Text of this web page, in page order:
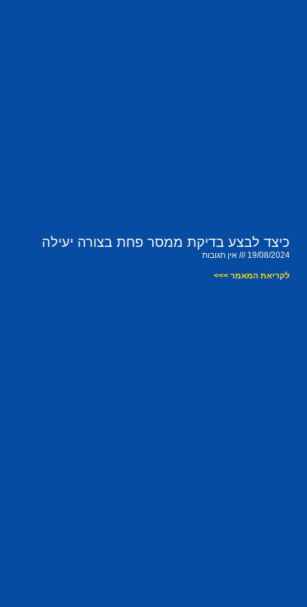
כיצד לבצע בדיקת ממסר פחת בצורה יעילה
19/08/2024 אין תגובות
לקריאת המאמר >>>